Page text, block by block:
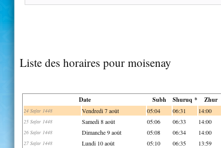
Liste des horaires pour moisenay
Date Subh Shuruq * Zhur
24 Safar 1448 Vendredi 7 août 05:04 06:31 14:00
25 Safar 1448 Samedi 8 août 05:06 06:33 14:00
26 Safar 1448 Dimanche 9 août 05:08 06:34 14:00
27 Safar 1448 Lundi 10 août 05:10 06:35 13:59